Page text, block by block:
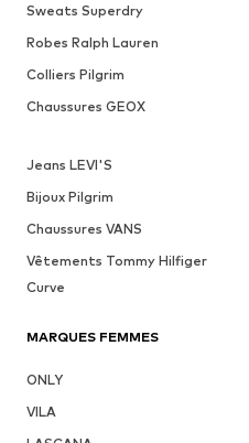
Sweats Superdry
Robes Ralph Lauren
Colliers Pilgrim
Chaussures GEOX
Jeans LEVI'S
Bijoux Pilgrim
Chaussures VANS
Vêtements Tommy Hilfiger
Curve
MARQUES FEMMES
ONLY
VILA